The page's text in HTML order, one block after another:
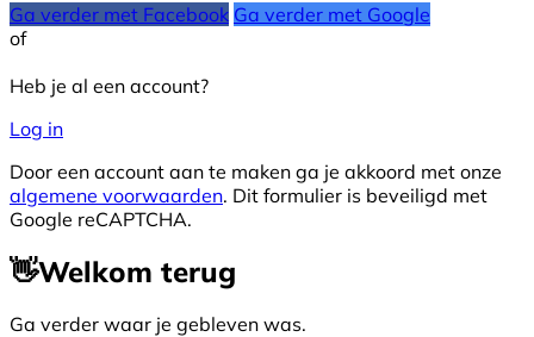
Ga verder met Facebook Ga verder met Google
of
Heb je al een account?
Log in
Door een account aan te maken ga je akkoord met onze
algemene voorwaarden. Dit formulier is beveiligd met
Google reCAPTCHA.
👋Welkom terug
Ga verder waar je gebleven was.